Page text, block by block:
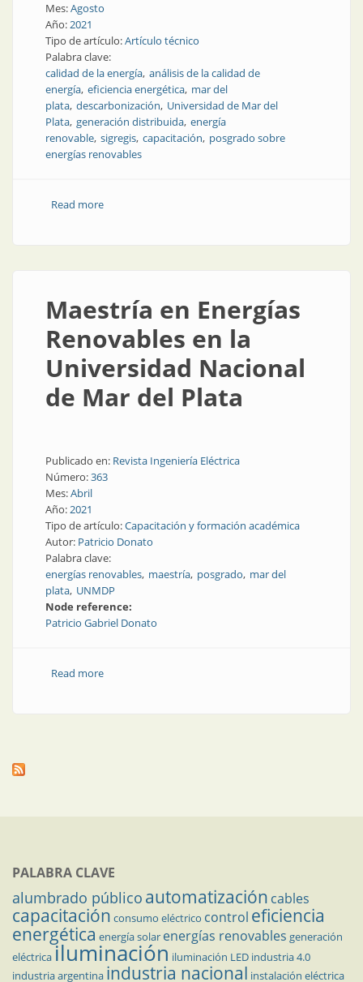
Mes:Agosto
Año:2021
Tipo de artículo:Artículo técnico
Palabra clave:
calidad de la energía análisis de la calidad de
energía eficiencia energética mar del
plata descarbonización Universidad de Mar del
Plata generación distribuida energía
renovable sigregis capacitación posgrado sobre
energías renovables
Read moreabout La generación distribuida de energía renovable
Maestría en Energías
Renovables en la
Universidad Nacional
de Mar del Plata
Publicado en: Revista Ingeniería Eléctrica
Número:363
Mes:Abril
Año:2021
Tipo de artículo:Capacitación y formación académica
Autor: Patricio Donato
Palabra clave:
energías renovables maestría posgrado mar del
plata UNMDP
Node reference:
Patricio Gabriel Donato
Read moreabout Maestría en Energías Renovables en la
PALABRA CLAVE
alumbrado público automatización cables
capacitación consumo eléctrico control eficiencia
energética energía solar energías renovables generación
eléctricailuminación iluminación LED industria 4.0
industria argentina industria nacional instalación eléctrica